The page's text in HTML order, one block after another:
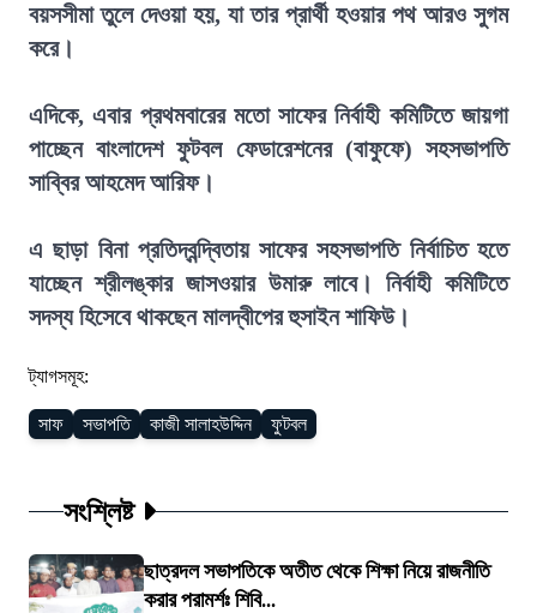
বয়সসীমা তুলে দেওয়া হয়, যা তার প্রার্থী হওয়ার পথ আরও সুগম
করে।
এদিকে, এবার প্রথমবারের মতো সাফের নির্বাহী কমিটিতে জায়গা
পাচ্ছেন বাংলাদেশ ফুটবল ফেডারেশনের (বাফুফে) সহসভাপতি
সাব্বির আহমেদ আরিফ।
এ ছাড়া বিনা প্রতিদ্বন্দ্বিতায় সাফের সহসভাপতি নির্বাচিত হতে
যাচ্ছেন শ্রীলঙ্কার জাসওয়ার উমারু লাবে। নির্বাহী কমিটিতে
সদস্য হিসেবে থাকছেন মালদ্বীপের হুসাইন শাফিউ।
ট্যাগসমূহ:
সাফ সভাপতি কাজী সালাহউদ্দিন ফুটবল
সংশ্লিষ্ট
ছাত্রদল সভাপতিকে অতীত থেকে শিক্ষা নিয়ে রাজনীতি
করার পরামর্শঃ শিবি...